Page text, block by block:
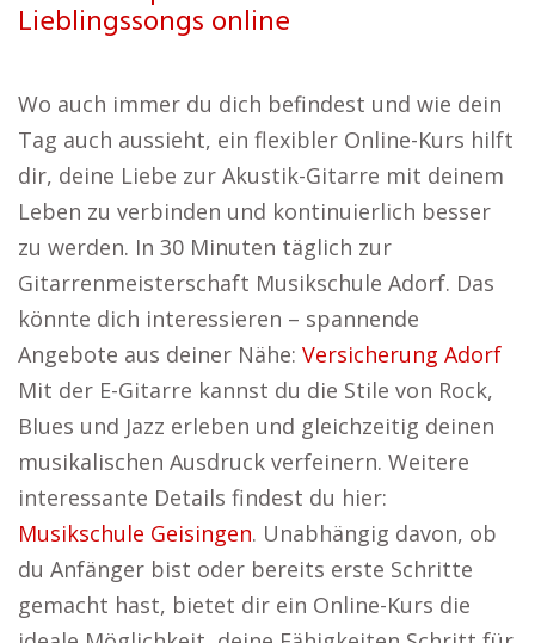
Lieblingssongs online
Wo auch immer du dich befindest und wie dein
Tag auch aussieht, ein flexibler Online-Kurs hilft
dir, deine Liebe zur Akustik-Gitarre mit deinem
Leben zu verbinden und kontinuierlich besser
zu werden. In 30 Minuten täglich zur
Gitarrenmeisterschaft Musikschule Adorf. Das
könnte dich interessieren – spannende
Angebote aus deiner Nähe: Versicherung Adorf
Mit der E-Gitarre kannst du die Stile von Rock,
Blues und Jazz erleben und gleichzeitig deinen
musikalischen Ausdruck verfeinern. Weitere
interessante Details findest du hier:
Musikschule Geisingen. Unabhängig davon, ob
du Anfänger bist oder bereits erste Schritte
gemacht hast, bietet dir ein Online-Kurs die